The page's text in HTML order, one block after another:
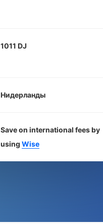
1011 DJ
Нидерланды
Save on international fees by
using Wise